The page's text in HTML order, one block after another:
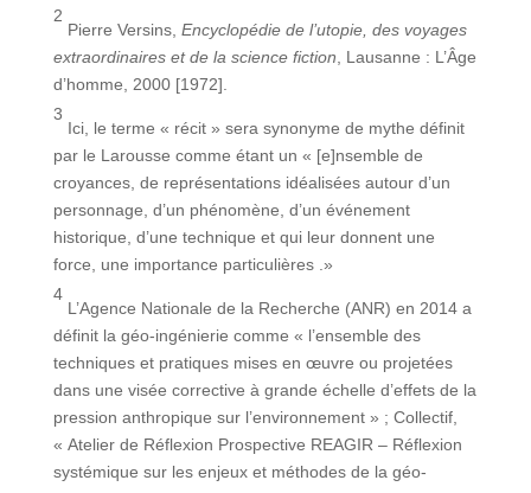
2
Pierre Versins, Encyclopédie de l’utopie, des voyages
extraordinaires et de la science fiction , Lausanne : L’Âge
d’homme, 2000 [1972].
3
Ici, le terme « récit » sera synonyme de mythe définit
par le Larousse comme étant un « [e]nsemble de
croyances, de représentations idéalisées autour d’un
personnage, d’un phénomène, d’un événement
historique, d’une technique et qui leur donnent une
force, une importance particulières .»
4
L’Agence Nationale de la Recherche (ANR) en 2014 a
définit la géo-ingénierie comme « l’ensemble des
techniques et pratiques mises en œuvre ou projetées
dans une visée corrective à grande échelle d’effets de la
pression anthropique sur l’environnement » ; Collectif,
« Atelier de Réflexion Prospective REAGIR – Réflexion
systémique sur les enjeux et méthodes de la géo-